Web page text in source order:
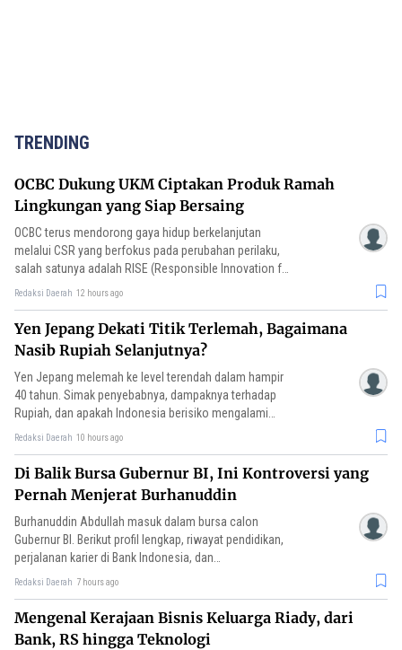
TRENDING
OCBC Dukung UKM Ciptakan Produk Ramah
Lingkungan yang Siap Bersaing
OCBC terus mendorong gaya hidup berkelanjutan
melalui CSR yang berfokus pada perubahan perilaku,
salah satunya adalah RISE (Responsible Innovation for
Sustainable Everyday Lifestyle).
Redaksi Daerah 12 hours ago
Yen Jepang Dekati Titik Terlemah, Bagaimana
Nasib Rupiah Selanjutnya?
Yen Jepang melemah ke level terendah dalam hampir
40 tahun. Simak penyebabnya, dampaknya terhadap
Rupiah, dan apakah Indonesia berisiko mengalami
krisis seperti 1998.
Redaksi Daerah 10 hours ago
Di Balik Bursa Gubernur BI, Ini Kontroversi yang
Pernah Menjerat Burhanuddin
Burhanuddin Abdullah masuk dalam bursa calon
Gubernur BI. Berikut profil lengkap, riwayat pendidikan,
perjalanan karier di Bank Indonesia, dan
kontroversinya.
Redaksi Daerah 7 hours ago
Mengenal Kerajaan Bisnis Keluarga Riady, dari
Bank, RS hingga Teknologi